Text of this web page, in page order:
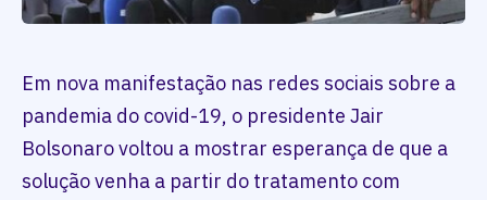
Em nova manifestação nas redes sociais sobre a
pandemia do covid-19, o presidente Jair
Bolsonaro voltou a mostrar esperança de que a
solução venha a partir do tratamento com